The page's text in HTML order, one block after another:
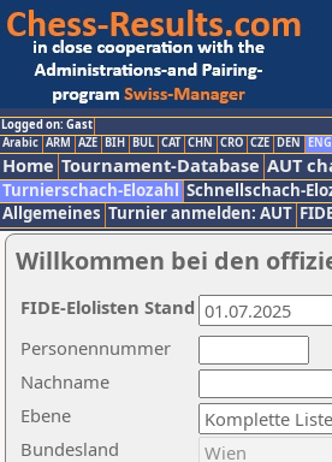
Logged on: Gast
Arabic ARM AZE BIH BUL CAT CHN CRO CZE DEN ENG
Home Tournament-Database AUT
Turnierschach-Elozahl Schnellschach-
Allgemeines Turnier anmelden: AUT
Willkommen bei den
Nachname
Ebene
Personennummer
Bundesland
FIDE-Elolisten Stand